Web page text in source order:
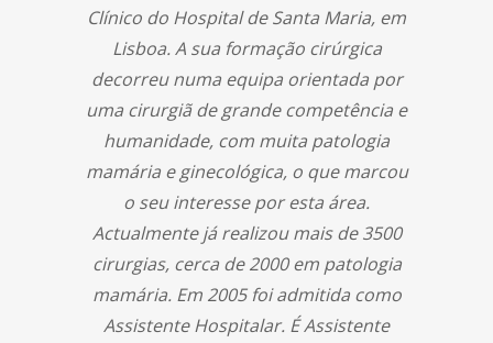
Clínico do Hospital de Santa Maria, em
Lisboa. A sua formação cirúrgica
decorreu numa equipa orientada por
uma cirurgiã de grande competência e
humanidade, com muita patologia
mamária e ginecológica, o que marcou
o seu interesse por esta área.
Actualmente já realizou mais de 3500
cirurgias, cerca de 2000 em patologia
mamária. Em 2005 foi admitida como
Assistente Hospitalar. É Assistente